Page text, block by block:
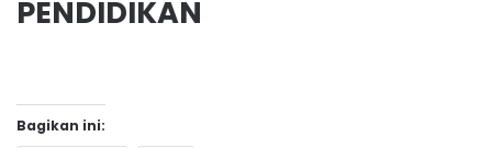
PENDIDIKAN
Bagikan ini: